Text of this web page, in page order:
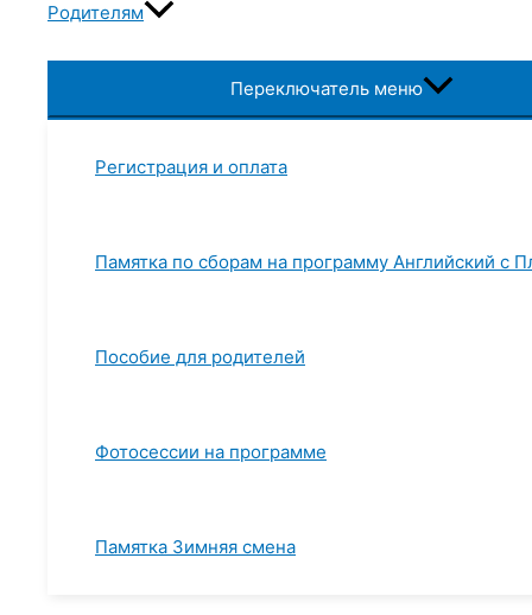
Родителям
Переключатель меню
Регистрация и оплата
Памятка по сборам на программу Английский с
Пособие для родителей
Фотосессии на программе
Памятка Зимняя смена